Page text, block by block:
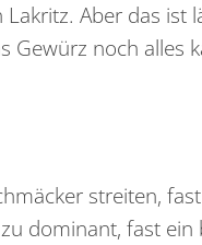
Aber das ist
Gewürz noch alles
streiten,
dominant, fast ein